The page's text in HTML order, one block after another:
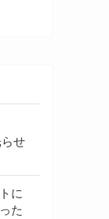
せ
に
た